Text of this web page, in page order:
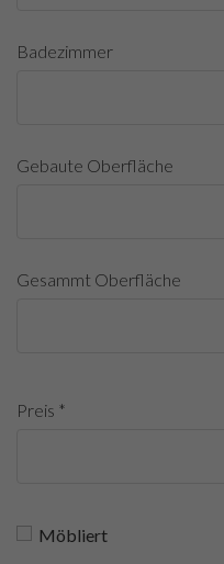
Badezimmer
Gebaute Oberfläche
Gesammt Oberfläche
Preis *
Möbliert